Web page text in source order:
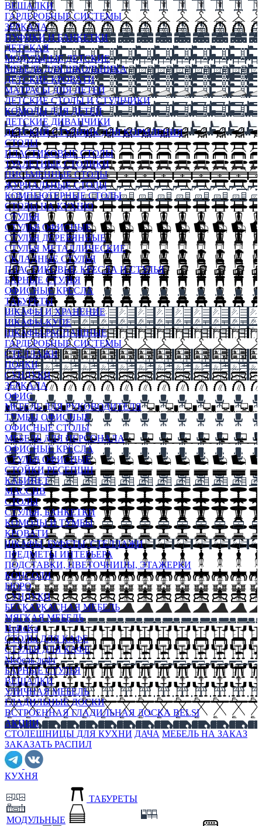
ВЕШАЛКИ
ГАРДЕРОБНЫЕ СИСТЕМЫ
ЗЕРКАЛА
ПУФИКИ И БАНКЕТКИ
ДЕТСКАЯ
МОДУЛЬНЫЕ ДЕТСКИЕ
МЕБЕЛЬ ДЛЯ ШКОЛЬНИКА
ДЕТСКИЕ КРОВАТИ
МАТРАСЫ ДЛЯ ДЕТЕЙ
ДЕТСКИЕ СТОЛЫ И СТУЛЬЧИКИ
КОМОДЫ ДЛЯ ДЕТЕЙ
ДЕТСКИЕ ДИВАНЧИКИ
ДЕТСКИЙ СТУЛЬЧИК ДЛЯ КОРМЛЕНИЯ
СТОЛЫ
ПЛАСТИКОВЫЕ СТОЛЫ
ТУАЛЕТНЫЕ СТОЛИКИ
ПИСЬМЕННЫЕ СТОЛЫ
ЖУРНАЛЬНЫЕ СТОЛЫ
КОМПЬЮТЕРНЫЕ СТОЛЫ
СТОЛЫ НА КУХНЮ
СТУЛЬЯ
СТУЛЬЯ ОФИСНЫЕ
СТУЛЬЯ ДЕРЕВЯННЫЕ
СТУЛЬЯ МЕТАЛЛИЧЕСКИЕ
СКЛАДНЫЕ СТУЛЬЯ
ПЛАСТИКОВЫЕ КРЕСЛА И СТУЛЬЯ
БАРНЫЕ СТУЛЬЯ
ОФИСНЫЕ КРЕСЛА
ТАБУРЕТЫ
ШКАФЫ И ХРАНЕНИЕ
ШКАФЫ-КУПЕ
ШКАФЫ-РАСПАШНЫЕ
ГАРДЕРОБНЫЕ СИСТЕМЫ
СТЕЛЛАЖИ
ПОЛКИ
СУНДУКИ
ЗЕРКАЛА
ОФИС
МЕБЕЛЬ ДЛЯ РУКОВОДИТЕЛЯ
ТУМБЫ ОФИСНЫЕ
ОФИСНЫЕ СТОЛЫ
МЕБЕЛЬ ДЛЯ ПЕРСОНАЛА
ОФИСНЫЕ КРЕСЛА
СТУЛЬЯ ОФИСНЫЕ
СТОЙКИ РЕСЕПШН
КАБИНЕТ
МАССИВ
СТОЛЫ
СТУЛЬЯ, БАНКЕТКИ
КОМОДЫ И ТУМБЫ
КРОВАТИ
ШКАФЫ, БУФЕТЫ, СТЕЛЛАЖИ
ПРЕДМЕТЫ ИНТЕРЬЕРА
ПОДСТАВКИ, ЦВЕТОЧНИЦЫ, ЭТАЖЕРКИ
КОНСОЛИ
БЮРО
СУНДУКИ
БЕСКАРКАСНАЯ МЕБЕЛЬ
МЯГКАЯ МЕБЕЛЬ
HoReKa
СТОЛЫ ДЛЯ КАФЕ
СТУЛЬЯ ДЛЯ КАФЕ
Мебель лофт
БАРНЫЕ СТУЛЬЯ
ВЕШАЛКИ
УЛИЧНАЯ МЕБЕЛЬ
ГЛАДИЛЬНЫЕ ДОСКИ
ВСТРОЕННАЯ ГЛАДИЛЬНАЯ ДОСКА BELSI
АКЦИИ
СТОЛЕШНИЦЫ ДЛЯ КУХНИ ДАЧА МЕБЕЛЬ НА ЗАКАЗ
ЗАКАЗАТЬ РАСПИЛ
КУХНЯ
МОДУЛЬНЫЕ
ТАБУРЕТЫ